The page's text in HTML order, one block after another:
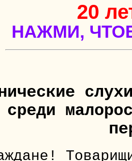
20
НАЖМИ,
среди